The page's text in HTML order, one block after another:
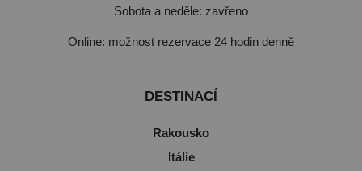
Sobota a neděle: zavřeno
Online: možnost rezervace 24 hodin denně
DESTINACÍ
Rakousko
Itálie